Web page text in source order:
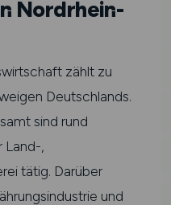
Nordrhein-
zählt zu
Deutschlands.
sind rund
Land-,
tätig. Darüber
und